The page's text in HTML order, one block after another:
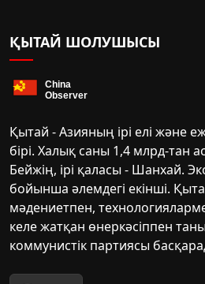
ҚЫТАЙ ШОЛУШЫСЫ
Қытай - Азияның ірі елі және
бірі. Халық саны 1,4 млрд-тан
Бейжің, ірі қаласы - Шанхай.
бойынша әлемдегі екінші.
мәдениетпен,
келе жатқан өнеркәсіппен
коммунистік партиясы